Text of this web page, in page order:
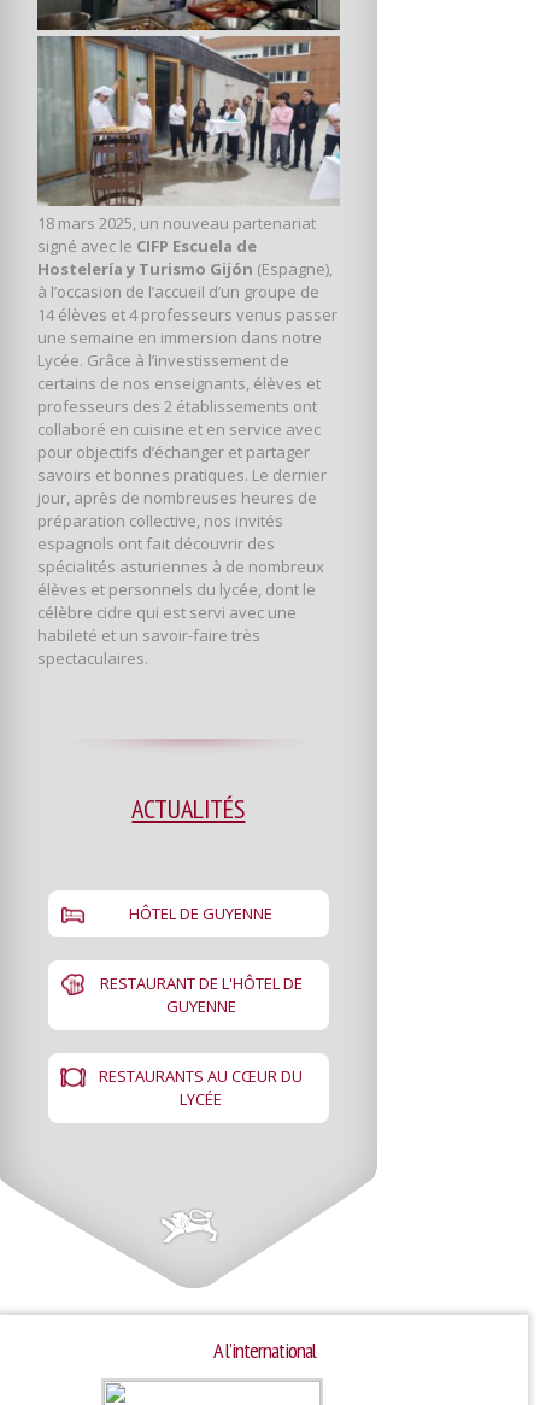
18 mars 2025, un nouveau partenariat
signé avec le CIFP Escuela de
Hostelería y Turismo Gijón (Espagne),
à l’occasion de l’accueil d’un groupe de
14 élèves et 4 professeurs venus passer
une semaine en immersion dans notre
Lycée. Grâce à l’investissement de
certains de nos enseignants, élèves et
professeurs des 2 établissements ont
collaboré en cuisine et en service avec
pour objectifs d’échanger et partager
savoirs et bonnes pratiques. Le dernier
jour, après de nombreuses heures de
préparation collective, nos invités
espagnols ont fait découvrir des
spécialités asturiennes à de nombreux
élèves et personnels du lycée, dont le
célèbre cidre qui est servi avec une
habileté et un savoir-faire très
spectaculaires.
ACTUALITÉS
HÔTEL DE GUYENNE
RESTAURANT DE L'HÔTEL DE
GUYENNE
RESTAURANTS AU CŒUR DU
LYCÉE
A l’international